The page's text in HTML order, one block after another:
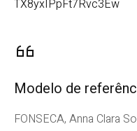
TX8yxIPpFt7Rvc3Ew
Modelo de
FONSECA, Anna Clara